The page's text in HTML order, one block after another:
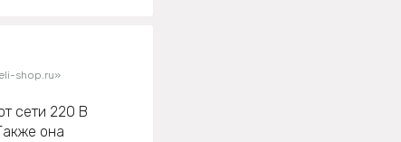
shop.ru»
сети 220 В
она